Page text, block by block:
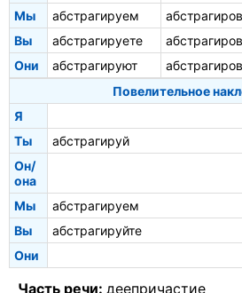
Мы абстрагируем
Вы
абстрагируете
Они
абстрагируют
Повелительное
Я
Ты
абстрагируй
Он/
она
Мы
абстрагируем
Вы
абстрагируйте
Они
Часть речи: деепричастие